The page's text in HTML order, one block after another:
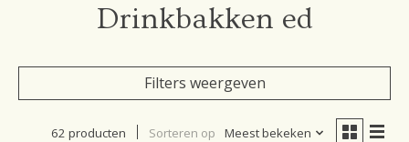
Drinkbakken ed
Filters weergeven
62 producten Sorteren op Meest bekeken